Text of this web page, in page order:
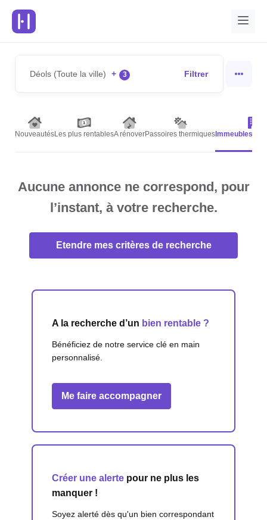
Déols (Toute la ville) + 3 Filtrer
NouveautésLes plus rentablesA rénoverPassoires thermiques Immeubles de
Aucune annonce ne correspond, pour
l’instant, à votre recherche.
Etendre mes critères de recherche
A la recherche d’un bien rentable ?
Bénéficiez de notre service clé en main
personnalisé.
Me faire accompagner
Créer une alerte pour ne plus les
manquer !
Soyez alerté dès qu'un bien correspondant